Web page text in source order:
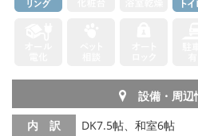
設備・周辺
内 訳
DK7.5帖、和室6帖